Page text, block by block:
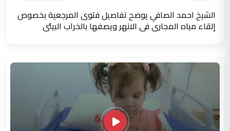
الشيخ احمد الصافي يوضح تفاصيل فتوى المرجعية بخصوص
إلقاء مياه المجاري في الانهر ويصفها بالخراب البيئي